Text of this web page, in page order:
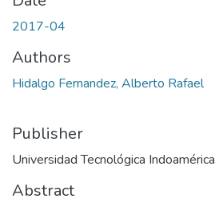
2017-04
Authors
Hidalgo Fernandez, Alberto Rafael
Publisher
Universidad Tecnológica Indoamérica
Abstract